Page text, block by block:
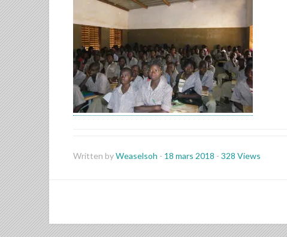
Written byWeaselsoh - 18 mars 2018 - 328 Views